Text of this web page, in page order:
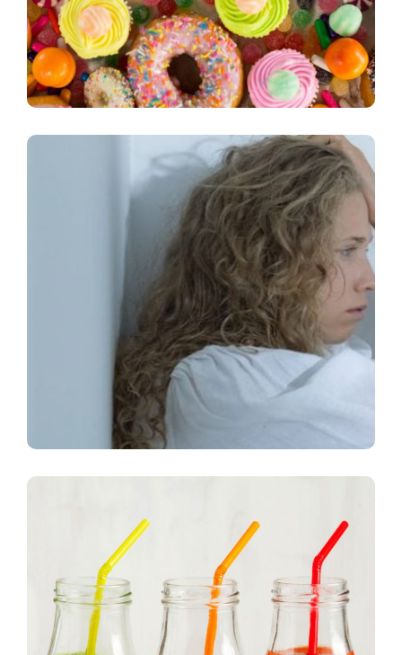
How To Fight Depression With
Food
Rev Up Your Juicing With Our Top
Ten Tips